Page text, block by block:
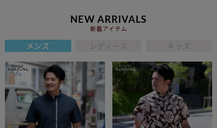
NEW ARRIVALS
新着アイテム
メンズ レディース キッズ